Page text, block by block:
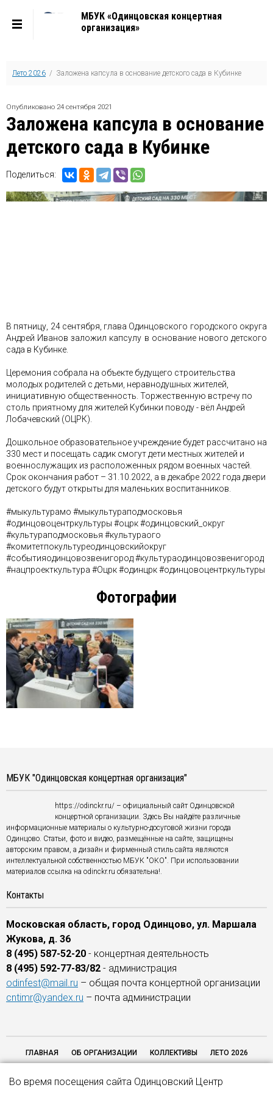
МБУК «Одинцовская концертная
организация»
Лето 2026 / Заложена капсула в основание детского сада в Кубинке
Опубликовано 24 сентября 2021
Заложена капсула в основание
детского сада в Кубинке
Поделиться:
В пятницу, 24 сентября, глава Одинцовского городского округа
Андрей Иванов заложил капсулу в основание нового детского
сада в Кубинке.
Церемония собрала на объекте будущего строительства
молодых родителей с детьми, неравнодушных жителей,
инициативную общественность. Торжественную встречу по
столь приятному для жителей Кубинки поводу - вёл Андрей
Лобачевский (ОЦРК).
Дошкольное образовательное учреждение будет рассчитано на
330 мест и посещать садик смогут дети местных жителей и
военнослужащих из расположенных рядом военных частей.
Срок окончания работ – 31.10.2022, а в декабре 2022 года двери
детского будут открыты для маленьких воспитанников.
#мыкультурамо #мыкультураподмосковья
#одинцовоцентркультуры #оцрк #одинцовский_округ
#культураподмосковья #культураого
#комитетпокультуреодинцовскийокруг
#событияодинцовозвенигород #культураодинцовозвенигород
#нацпроекткультура #Оцрк #одинцрк #одинцовоцентркультуры
Фотографии
МБУК "Одинцовская концертная организация"
https://odinckr.ru/ – официальный сайт Одинцовской
концертной организации. Здесь Вы найдёте различные
информационные материалы о культурно-досуговой жизни города
Одинцово. Статьи, фото и видео, размещённые на сайте, защищены
авторским правом, а дизайн и фирменный стиль сайта являются
интеллектуальной собственностью МБУК "ОКО". При использовании
материалов ссылка на odinckr.ru обязательна!.
Контакты
Московская область, город Одинцово, ул. Маршала
Жукова, д. 36
8 (495) 587-52-20 - концертная деятельность
8 (495) 592-77-83/82 - администрация
odinfest@mail.ru – общая почта концертной организации
cntimr@yandex.ru – почта администрации
ГЛАВНАЯ ОБ ОРГАНИЗАЦИИ КОЛЛЕКТИВЫ ЛЕТО 2026
ОЦЕНКА КАЧЕСТВА 2026 КОНТАКТЫ
Во время посещения сайта Одинцовский Центр